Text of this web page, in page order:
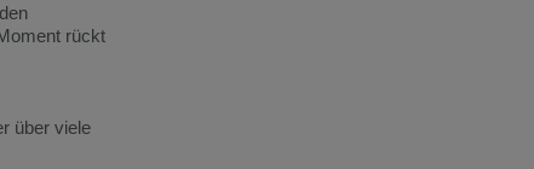
rückt
über viele